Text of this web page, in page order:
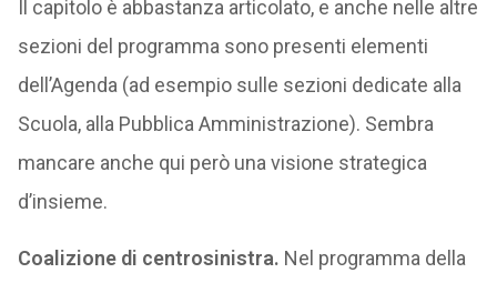
Il capitolo è abbastanza articolato, e anche nelle altre
sezioni del programma sono presenti elementi
dell’Agenda (ad esempio sulle sezioni dedicate alla
Scuola, alla Pubblica Amministrazione). Sembra
mancare anche qui però una visione strategica
d’insieme.
Coalizione di centrosinistra. Nel programma della